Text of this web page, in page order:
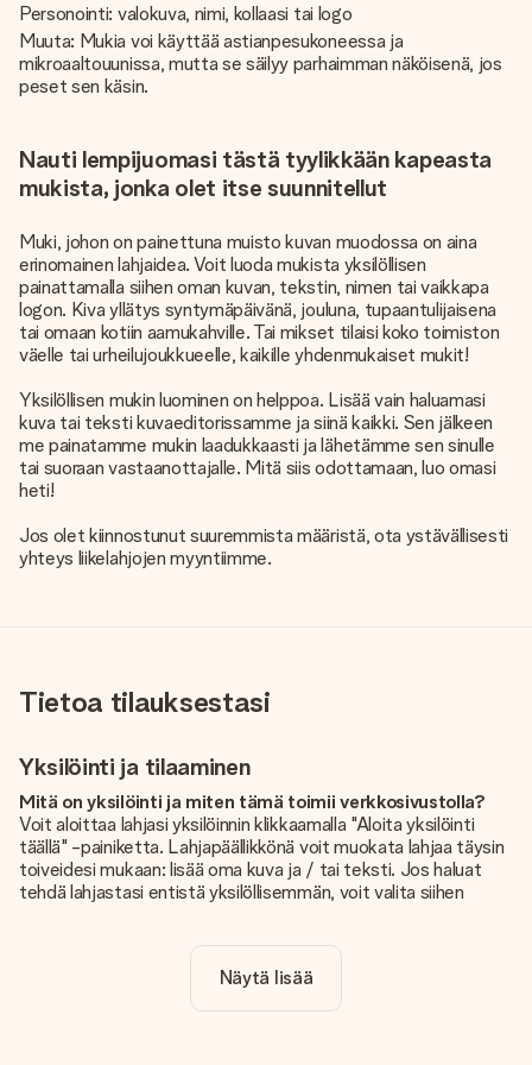
Personointi: valokuva, nimi, kollaasi tai logo
Muuta: Mukia voi käyttää astianpesukoneessa ja
mikroaaltouunissa, mutta se säilyy parhaimman näköisenä, jos
peset sen käsin.
Nauti lempijuomasi tästä tyylikkään kapeasta
mukista, jonka olet itse suunnitellut
Muki, johon on painettuna muisto kuvan muodossa on aina
erinomainen lahjaidea. Voit luoda mukista yksilöllisen
painattamalla siihen oman kuvan, tekstin, nimen tai vaikkapa
logon. Kiva yllätys syntymäpäivänä, jouluna, tupaantulijaisena
tai omaan kotiin aamukahville. Tai mikset tilaisi koko toimiston
väelle tai urheilujoukkueelle, kaikille yhdenmukaiset mukit!
Yksilöllisen mukin luominen on helppoa. Lisää vain haluamasi
kuva tai teksti kuvaeditorissamme ja siinä kaikki. Sen jälkeen
me painatamme mukin laadukkaasti ja lähetämme sen sinulle
tai suoraan vastaanottajalle. Mitä siis odottamaan, luo omasi
heti!
Jos olet kiinnostunut suuremmista määristä, ota ystävällisesti
yhteys liikelahjojen myyntiimme.
Tietoa tilauksestasi
Yksilöinti ja tilaaminen
Mitä on yksilöinti ja miten tämä toimii verkkosivustolla?
Voit aloittaa lahjasi yksilöinnin klikkaamalla "Aloita yksilöinti
täällä" -painiketta. Lahjapäällikkönä voit muokata lahjaa täysin
toiveidesi mukaan: lisää oma kuva ja / tai teksti. Jos haluat
tehdä lahjastasi entistä yksilöllisemmän, voit valita siihen
Sisältyykö yksilöinti hintaan?
Sivustolla näkyvä hinta sisältää lahjasi yksilöinnin. Hauskaa ja
Näytä lisää